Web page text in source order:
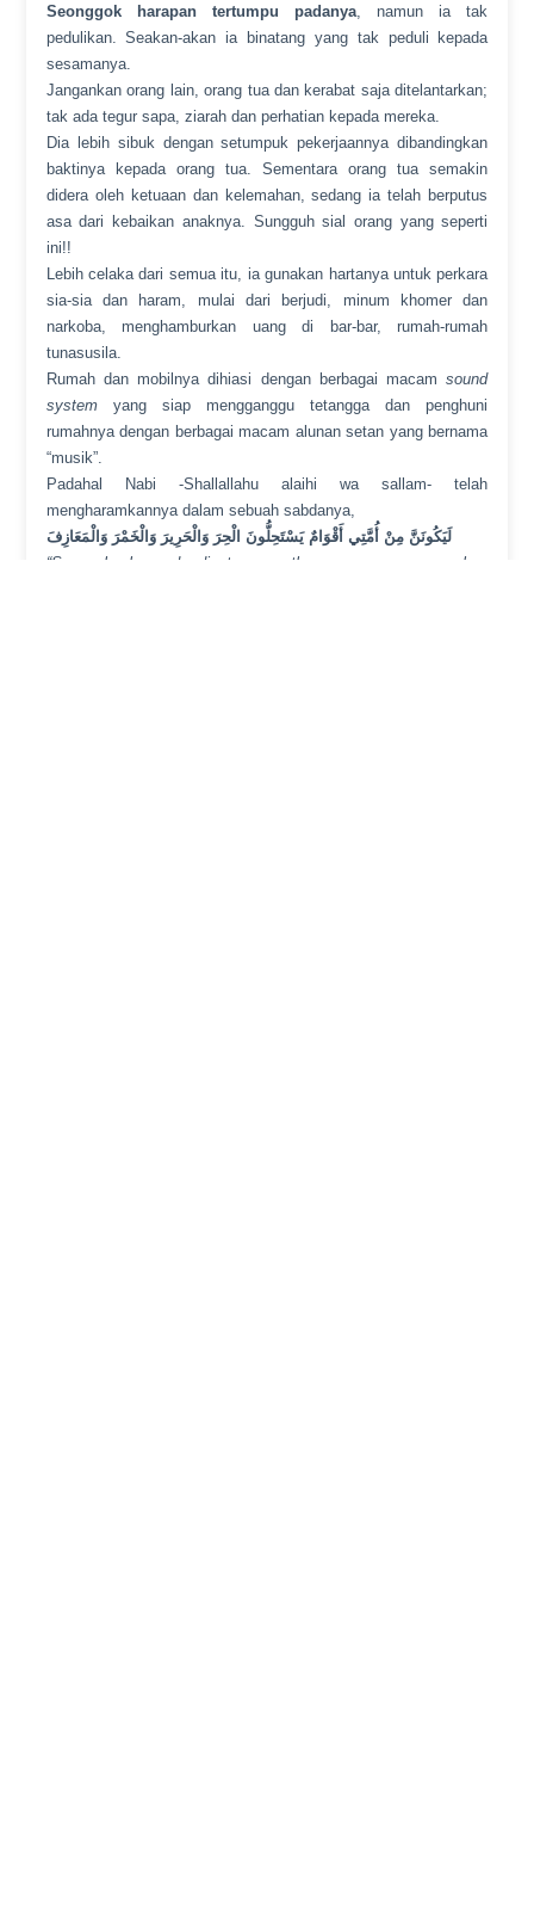
Seonggok harapan tertumpu padanya , namun ia tak
pedulikan. Seakan-akan ia binatang yang tak peduli kepada
sesamanya.
Jangankan orang lain, orang tua dan kerabat saja ditelantarkan;
tak ada tegur sapa, ziarah dan perhatian kepada mereka.
Dia lebih sibuk dengan setumpuk pekerjaannya dibandingkan
baktinya kepada orang tua. Sementara orang tua semakin
didera oleh ketuaan dan kelemahan, sedang ia telah berputus
asa dari kebaikan anaknya. Sungguh sial orang yang seperti
ini!!
Lebih celaka dari semua itu, ia gunakan hartanya untuk perkara
sia-sia dan haram, mulai dari berjudi, minum khomer dan
narkoba, menghamburkan uang di bar-bar, rumah-rumah
tunasusila.
Rumah dan mobilnya dihiasi dengan berbagai macamsound
systemyang siap mengganggu tetangga dan penghuni
rumahnya dengan berbagai macam alunan setan yang bernama
“musik”.
Padahal Nabi -Shallallahu alaihi wa sallam- telah
mengharamkannya dalam sebuah sabdanya,
لَيَكُونَنَّ مِنْ أُمَّتِي أَقْوَامٌ يَسْتَحِلُّونَ الْحِرَ وَالْحَرِيرَ وَالْخَمْرَ وَالْمَعَازِفَ
“Sungguh akan ada diantara umatku orang-orang yang akan